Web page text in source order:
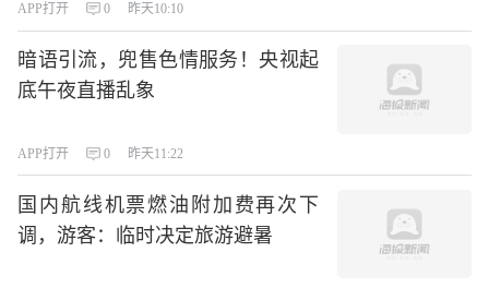
APP打开 0 昨天10:10
暗语引流，兜售色情服务！央视起
底午夜直播乱象
APP打开 0 昨天11:22
国内航线机票燃油附加费再次下
调，游客：临时决定旅游避暑